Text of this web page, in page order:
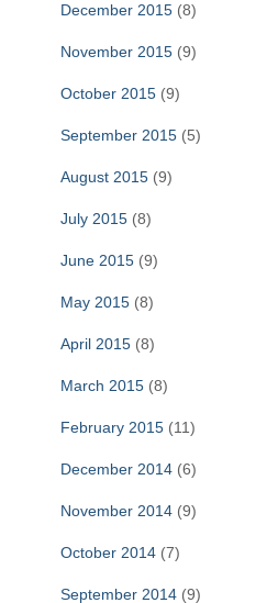
December 2015 (8)
November 2015 (9)
October 2015 (9)
September 2015 (5)
August 2015 (9)
July 2015 (8)
June 2015 (9)
May 2015 (8)
April 2015 (8)
March 2015 (8)
February 2015 (11)
December 2014 (6)
November 2014 (9)
October 2014 (7)
September 2014 (9)